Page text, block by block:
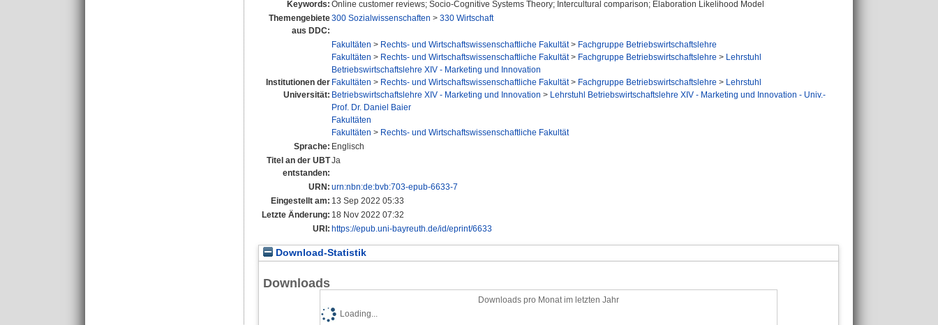
Keywords: Online customer reviews; Socio-Cognitive Systems Theory; Intercultural comparison; Elaboration Likelihood Model
Themengebiete
aus DDC:
300 Sozialwissenschaften > 330 Wirtschaft
Institutionen der
Universität:
Fakultäten > Rechts- und Wirtschaftswissenschaftliche Fakultät> Fachgruppe Betriebswirtschaftslehre
Fakultäten > Rechts- und Wirtschaftswissenschaftliche Fakultät> Fachgruppe Betriebswirtschaftslehre > Lehrstuhl
Betriebswirtschaftslehre XIV - Marketing und Innovation
Fakultäten > Rechts- und Wirtschaftswissenschaftliche Fakultät> Fachgruppe Betriebswirtschaftslehre > Lehrstuhl
Betriebswirtschaftslehre XIV - Marketing und Innovation > Lehrstuhl Betriebswirtschaftslehre XIV - Marketing und Innovation - Univ.-
Prof. Dr. Daniel Baier
Fakultäten
Fakultäten > Rechts- und Wirtschaftswissenschaftliche Fakultät
Sprache: Englisch
Titel an der UBT
entstanden:
Ja
URN: urn:nbn:de:bvb:703-epub-6633-7
Eingestellt am: 13 Sep 2022 05:33
Letzte Änderung: 18 Nov 2022 07:32
URI: https://epub.uni-bayreuth.de/id/eprint/6633
Download-Statistik
Downloads
Downloads pro Monat im letzten Jahr
Loading...